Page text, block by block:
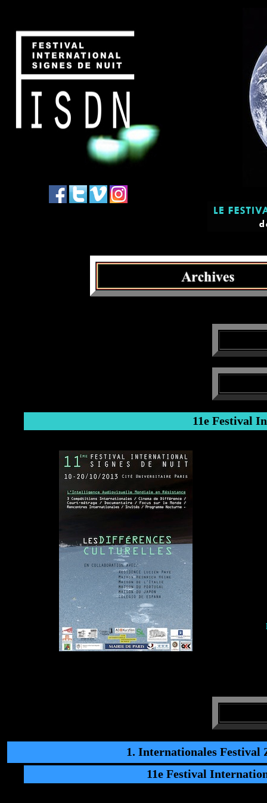
11e Festival
1. Internationales Festival
11e Festival